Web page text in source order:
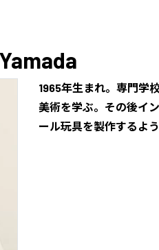
1965年生まれ。専門学
美術を学ぶ。その後イ
ール玩具を製作するよ